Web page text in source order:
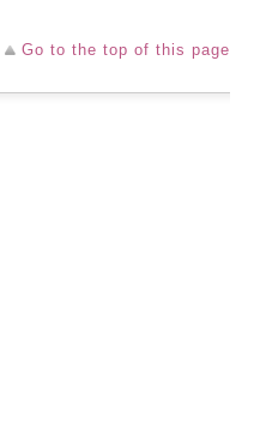
Go to the top of this page